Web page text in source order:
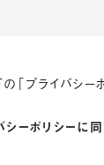
プライバシー
シーポリシーに